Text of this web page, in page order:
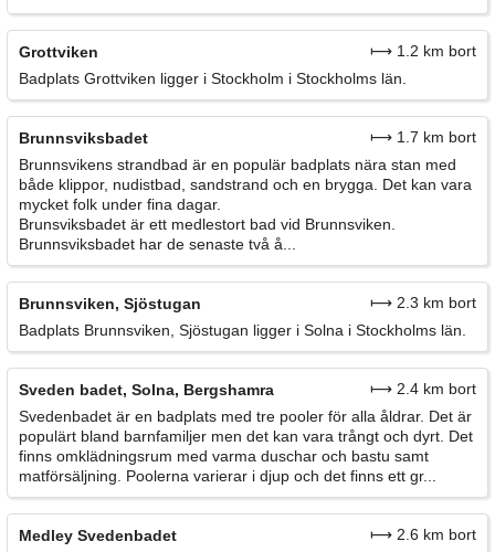
Grottviken
⟼ 1.2 km bort
Badplats Grottviken ligger i Stockholm i Stockholms län.
Brunnsviksbadet
⟼ 1.7 km bort
Brunnsvikens strandbad är en populär badplats nära stan med
både klippor, nudistbad, sandstrand och en brygga. Det kan vara
mycket folk under fina dagar.
Brunsviksbadet är ett medlestort bad vid Brunnsviken.
Brunnsviksbadet har de senaste två å...
Brunnsviken, Sjöstugan
⟼ 2.3 km bort
Badplats Brunnsviken, Sjöstugan ligger i Solna i Stockholms län.
Sveden badet, Solna, Bergshamra
⟼ 2.4 km bort
Svedenbadet är en badplats med tre pooler för alla åldrar. Det är
populärt bland barnfamiljer men det kan vara trångt och dyrt. Det
finns omklädningsrum med varma duschar och bastu samt
matförsäljning. Poolerna varierar i djup och det finns ett gr...
Medley Svedenbadet
⟼ 2.6 km bort